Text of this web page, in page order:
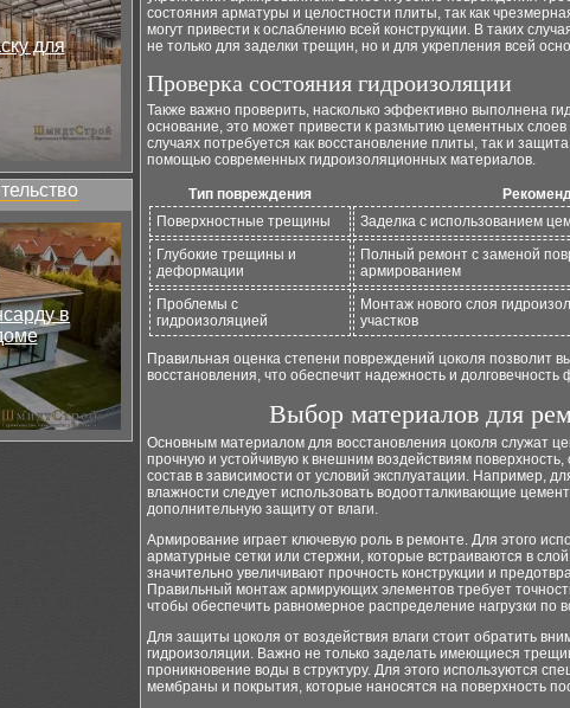
для
в
состояния арматуры и целостности плиты, так как
могут привести к ослаблению всей конструкции. В таких
не только для заделки трещин, но и для укрепления всей
Проверка состояния гидроизоляции
Также важно проверить, насколько эффективно выполнена
основание, это может привести к размытию цементных
случаях потребуется как восстановление плиты, так и
помощью современных гидроизоляционных материалов.
Тип повреждения
Поверхностные трещины
Заделка с использованием
Глубокие трещины и
деформации
Полный ремонт с заменой
армированием
Проблемы с
гидроизоляцией
Монтаж нового слоя
участков
Правильная оценка степени повреждений цоколя позволит
восстановления, что обеспечит надежность и
Выбор материалов для
Основным материалом для восстановления цоколя служат
прочную и устойчивую к внешним воздействиям
состав в зависимости от условий эксплуатации. Например,
влажности следует использовать водоотталкивающие
дополнительную защиту от влаги.
Армирование играет ключевую роль в ремонте. Для этого
арматурные сетки или стержни, которые встраиваются в
значительно увеличивают прочность конструкции и
Правильный монтаж армирующих элементов требует
чтобы обеспечить равномерное распределение нагрузки по
Для защиты цоколя от воздействия влаги стоит обратить
гидроизоляции. Важно не только заделать имеющиеся
проникновение воды в структуру. Для этого используются
мембраны и покрытия, которые наносятся на поверхность